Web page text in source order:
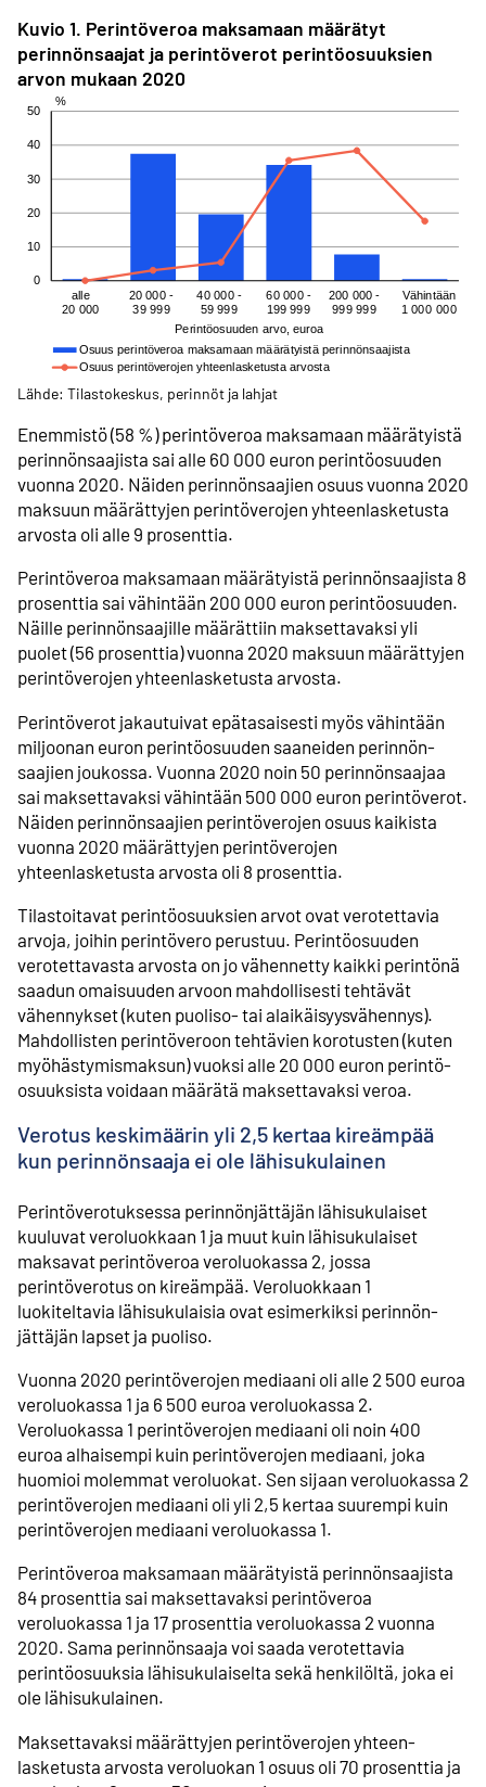
Kuvio 1. Perintöveroa maksamaan määrätyt
perinnönsaajat ja perintöverot perintöosuuksien
arvon mukaan 2020
Lähde: Tilastokeskus, perinnöt ja lahjat
Enemmistö (58 %) perintöveroa maksamaan määrätyistä
perinnönsaajista sai alle 60 000 euron perintöosuuden
vuonna 2020. Näiden perinnön­saajien osuus vuonna 2020
maksuun määrättyjen perintöverojen yhteenlasketusta
arvosta oli alle 9 prosenttia.
Perintöveroa maksamaan määrätyistä perinnönsaajista 8
prosenttia sai vähintään 200 000 euron perintö­osuuden.
Näille perinnönsaajille määrättiin maksettavaksi yli
puolet (56 prosenttia) vuonna 2020 maksuun määrättyjen
perintöverojen yhteen­lasketusta arvosta.
Perintöverot jakautuivat epätasaisesti myös vähintään
miljoonan euron perintöosuuden saaneiden perinnön­
saajien joukossa. Vuonna 2020 noin 50 perinnönsaajaa
sai maksettavaksi vähintään 500 000 euron perintöverot.
Näiden perinnönsaajien perintöverojen osuus kaikista
vuonna 2020 määrättyjen perintöverojen
yhteenlasketusta arvosta oli 8 prosenttia.
Tilastoitavat perintö­osuuksien arvot ovat verotettavia
arvoja, joihin perintövero perustuu. Perintöosuuden
verotettavasta arvosta on jo vähennetty kaikki perintönä
saadun omaisuuden arvoon mahdollisesti tehtävät
vähennykset (kuten puoliso- tai alaikäisyys­vähennys).
Mahdollisten perintöveroon tehtävien korotusten (kuten
myöhästymis­maksun) vuoksi alle 20 000 euron perintö­
osuuksista voidaan määrätä maksettavaksi veroa.
Verotus keskimäärin yli 2,5 kertaa kireämpää
kun perinnönsaaja ei ole lähisukulainen
Perintöverotuksessa perinnönjättäjän lähisukulaiset
kuuluvat veroluokkaan 1 ja muut kuin lähisukulaiset
maksavat perintöveroa veroluokassa 2, jossa
perintöverotus on kireämpää. Veroluokkaan 1
luokiteltavia lähisukulaisia ovat esimerkiksi perinnön­
jättäjän lapset ja puoliso.
Vuonna 2020 perintöverojen mediaani oli alle 2 500 euroa
veroluokassa 1 ja 6 500 euroa veroluokassa 2.
Veroluokassa 1 perintöverojen mediaani oli noin 400
euroa alhaisempi kuin perintöverojen mediaani, joka
huomioi molemmat veroluokat. Sen sijaan veroluokassa 2
perintöverojen mediaani oli yli 2,5 kertaa suurempi kuin
perintö­verojen mediaani veroluokassa 1.
Perintöveroa maksamaan määrätyistä perinnön­saajista
84 prosenttia sai maksettavaksi perintöveroa
veroluokassa 1 ja 17 prosenttia veroluokassa 2 vuonna
2020. Sama perinnönsaaja voi saada verotettavia
perintöosuuksia lähi­sukulaiselta sekä henkilöltä, joka ei
ole lähisukulainen.
Maksettavaksi määrättyjen perintöverojen yhteen­
lasketusta arvosta veroluokan 1 osuus oli 70 prosenttia ja